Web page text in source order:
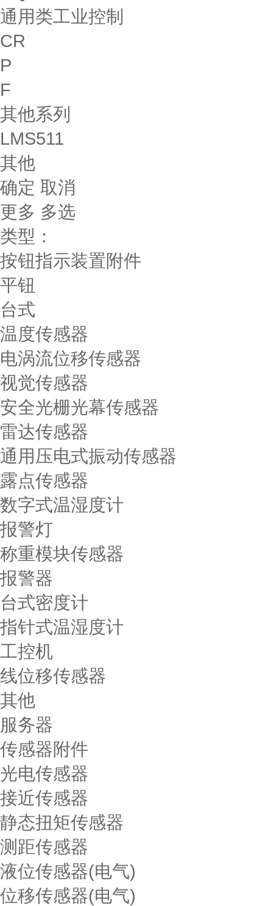
通用类工业控制
CR
P
F
其他系列
LMS511
其他
确定 取消
更多 多选
类型：
按钮指示装置附件
平钮
台式
温度传感器
电涡流位移传感器
视觉传感器
安全光栅光幕传感器
雷达传感器
通用压电式振动传感器
露点传感器
数字式温湿度计
报警灯
称重模块传感器
报警器
台式密度计
指针式温湿度计
工控机
线位移传感器
其他
服务器
传感器附件
光电传感器
接近传感器
静态扭矩传感器
测距传感器
液位传感器(电气)
位移传感器(电气)